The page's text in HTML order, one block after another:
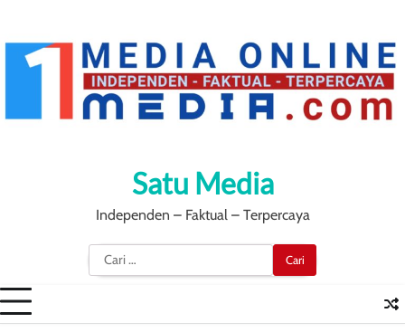
content
Satu Media
Independen – Faktual – Terpercaya
Cari
untuk: